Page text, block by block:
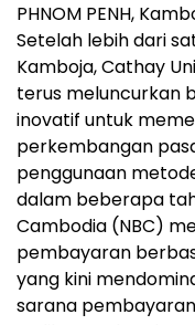
PHNOM PENH,
Setelah lebih dari
Kamboja, Cathay
terus meluncurkan
inovatif untuk
perkembangan
penggunaan
dalam beberapa
Cambodia (NBC)
pembayaran
yang kini
sarana